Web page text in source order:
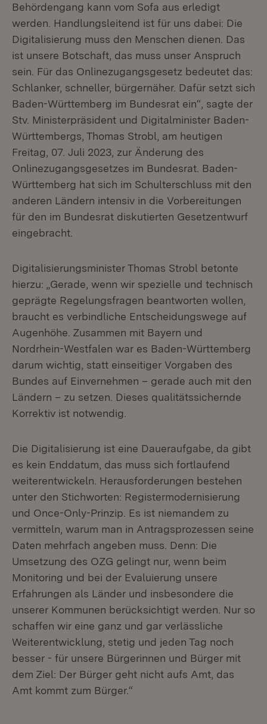
Behördengang kann vom Sofa aus erledigt
werden. Handlungsleitend ist für uns dabei: Die
Digitalisierung muss den Menschen dienen. Das
ist unsere Botschaft, das muss unser Anspruch
sein. Für das Onlinezugangsgesetz bedeutet das:
Schlanker, schneller, bürgernäher. Dafür setzt sich
Baden-Württemberg im Bundesrat ein“, sagte der
Stv. Ministerpräsident und Digitalminister Baden-
Württembergs, Thomas Strobl, am heutigen
Freitag, 07. Juli 2023, zur Änderung des
Onlinezugangsgesetzes im Bundesrat. Baden-
Württemberg hat sich im Schulterschluss mit den
anderen Ländern intensiv in die Vorbereitungen
für den im Bundesrat diskutierten Gesetzentwurf
eingebracht.
Digitalisierungsminister Thomas Strobl betonte
hierzu: „Gerade, wenn wir spezielle und technisch
geprägte Regelungsfragen beantworten wollen,
braucht es verbindliche Entscheidungswege auf
Augenhöhe. Zusammen mit Bayern und
Nordrhein-Westfalen war es Baden-Württemberg
darum wichtig, statt einseitiger Vorgaben des
Bundes auf Einvernehmen – gerade auch mit den
Ländern – zu setzen. Dieses qualitätssichernde
Korrektiv ist notwendig.
Die Digitalisierung ist eine Daueraufgabe, da gibt
es kein Enddatum, das muss sich fortlaufend
weiterentwickeln. Herausforderungen bestehen
unter den Stichworten: Registermodernisierung
und Once-Only-Prinzip. Es ist niemandem zu
vermitteln, warum man in Antragsprozessen seine
Daten mehrfach angeben muss. Denn: Die
Umsetzung des OZG gelingt nur, wenn beim
Monitoring und bei der Evaluierung unsere
Erfahrungen als Länder und insbesondere die
unserer Kommunen berücksichtigt werden. Nur so
schaffen wir eine ganz und gar verlässliche
Weiterentwicklung, stetig und jeden Tag noch
besser - für unsere Bürgerinnen und Bürger mit
dem Ziel: Der Bürger geht nicht aufs Amt, das
Amt kommt zum Bürger.“